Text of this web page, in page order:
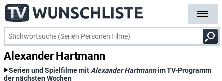
Alexander Hartmann
Serien und Spielfilme mit Alexander Hartmannim TV-Programm
der nächsten Wochen